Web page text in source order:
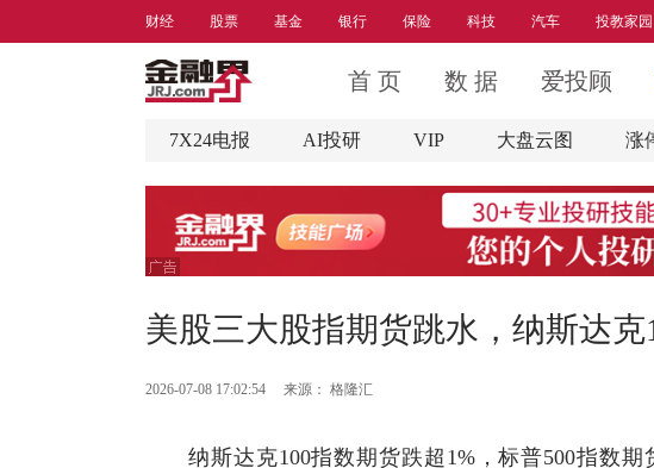
财经 股票 基金 银行 保险 科技 汽车 投教家园
首 页 数 据 爱投顾
7X24电报 AI投研 VIP 大盘云图 涨
美股三大股指期货跳水，纳斯达克
2026-07-08 17:02:54 来源： 格隆汇
纳斯达克100指数期货跌超1%，标普500指数期